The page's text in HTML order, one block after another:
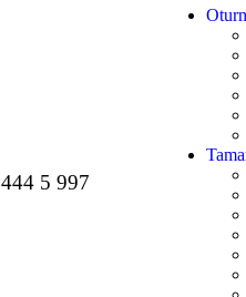
444 5 997